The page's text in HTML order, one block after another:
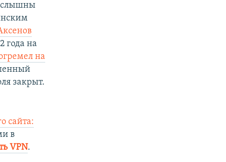
слышны
года на
на
закрыт.
сайта:
в
VPN.